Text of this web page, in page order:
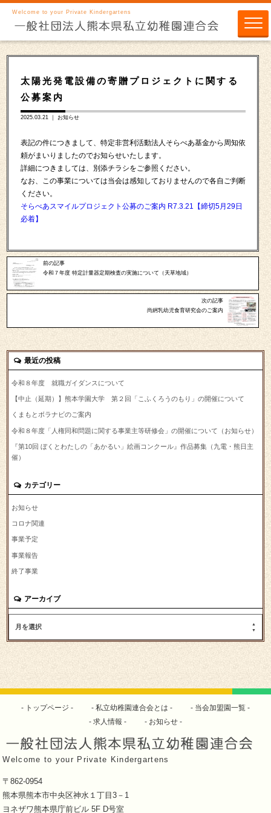
Welcome to your Private Kindergartens
太陽光発電設備の寄贈プロジェクトに関する
公募案内
2025.03.21 ｜ お知らせ
表記の件につきまして、特定非営利活動法人そらべあ基金から周知依
頼がまいりましたのでお知らせいたします。
詳細につきましては、別添チラシをご参照ください。
なお、この事業については当会は感知しておりませんので各自ご判断
ください。
そらべあスマイルプロジェクト公募のご案内 R7.3.21【締切5月29日
必着】
前の記事
令和７年度 特定計量器定期検査の実施について（天草地域）
次の記事
尚絅乳幼児食育研究会のご案内
最近の投稿
令和８年度 就職ガイダンスについて
【中止（延期）】熊本学園大学 第２回「こふくろうのもり」の開催について
くまもとボラナビのご案内
令和８年度「人権同和問題に関する事業主等研修会」の開催について（お知らせ）
『第10回 ぼくとわたしの「あかるい」絵画コンクール』作品募集（九電・熊日主
催）
カテゴリー
お知らせ
コロナ関連
事業予定
事業報告
終了事業
アーカイブ
月を選択
トップページ 私立幼稚園連合会とは
当会加盟園一覧
求人情報
お知らせ
Welcome to your Private Kindergartens
〒862-0954
熊本県熊本市中央区神水１丁目3－1
ヨネザワ熊本県庁前ビル 5F D号室